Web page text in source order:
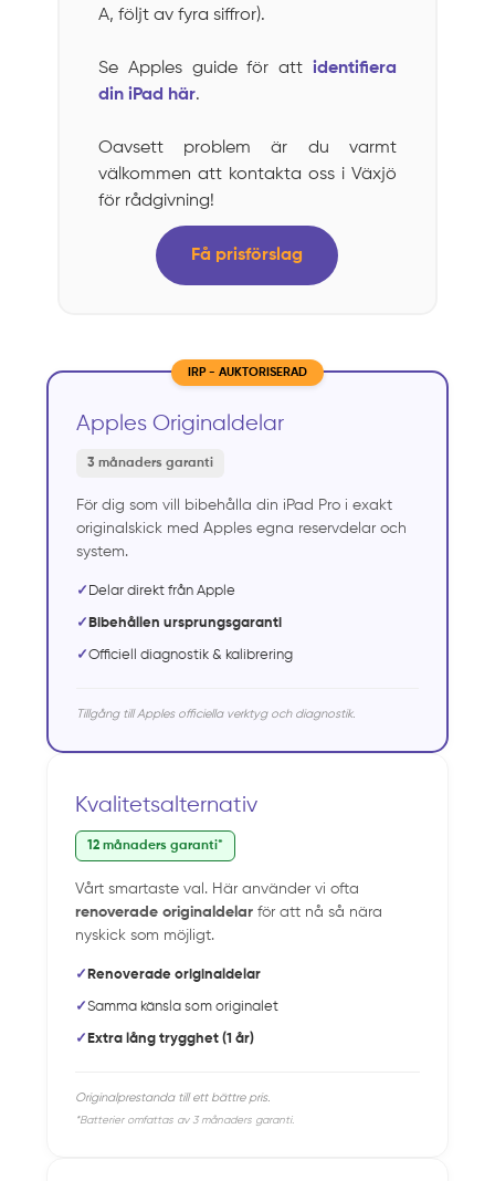
A, följt av fyra siffror).
Se Apples guide för att identifiera
din iPad här.
Oavsett problem är du varmt
välkommen att kontakta oss i Växjö
för rådgivning!
Få prisförslag
IRP - AUKTORISERAD
Apples Originaldelar
3 månaders garanti
För dig som vill bibehålla din iPad Pro i exakt
originalskick med Apples egna reservdelar och
system.
✓ Delar direkt från Apple
✓ Bibehållen ursprungsgaranti
✓Officiell diagnostik & kalibrering
Tillgång till Apples officiella verktyg och diagnostik.
Kvalitetsalternativ
12 månaders garanti*
Vårt smartaste val. Här använder vi ofta
renoverade originaldelar för att nå så nära
nyskick som möjligt.
✓ Renoverade originaldelar
✓Samma känsla som originalet
✓ Extra lång trygghet (1 år)
Originalprestanda till ett bättre pris.
*Batterier omfattas av 3 månaders garanti.